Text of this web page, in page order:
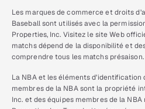
Les marques de commerce et droits
Baseball sont utilisés avec la
Properties, Inc. Visitez le site Web
matchs dépend de la disponibilité et
comprendre tous les matchs
La NBA et les éléments d’identification
membres de la NBA sont la propriété
Inc. et des équipes membres de la